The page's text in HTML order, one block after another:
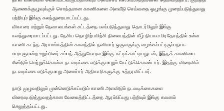
ஆணைக்குழுவுக்குச் சொந்தமான காணிகளை அளவீடு செய்வதை ஒழுங்கு முறைப்படுத்துவது
பற்றியும் இங்கு கலந்துரையாடப்பட்டது.
விகாரை மற்றும் தேவாலயங்கள் சட்டத்தை பலப்படுத்துவது தொடர்பிலும் இங்கு
கலந்துரையாடப்பட்டது. தேசிய தொழிற்பயிற்சி நிலையத்தின் கீழ் நியகம பிரதேசத்தில் உள்ள
காணி கடந்த அரசாங்கத்தின் காலத்தில் தனியார் ஒருவருக்கு வழங்கப்பட்டிருப்பதாக
பாராளுமன்ற உறுப்பினர் சம்பத் அத்துகோரல இங்கு சுட்டிக்காட்டியதுடன், இந்தக் காணியை
மீண்டும் பெற்றுக்கொள்ள நடவடிக்கை எடுக்குமாறும் கேட்டுக்கொண்டார். இதற்கு விரைவில்
நடவடிக்கை எடுக்குமாறு அமைச்சர் அதிகாரிகளுக்கு உத்தரவிட்டார்.
நாடு முழுவதிலும் முன்னெடுக்கப்படும் காணி அளவிடும் நடவடிக்கைகளை
விரைவுபடுத்துவதற்கான வேலைத்திட்டத்தை ஆரம்பிப்பது பற்றியும் இங்கு கவனம்
செலுத்தப்பட்டது.